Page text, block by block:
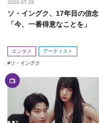
2026.07.28
ソ・イングク、17年目の信念
「今、一番得意なことを」
エンタメ アーティスト
ソ・イングク